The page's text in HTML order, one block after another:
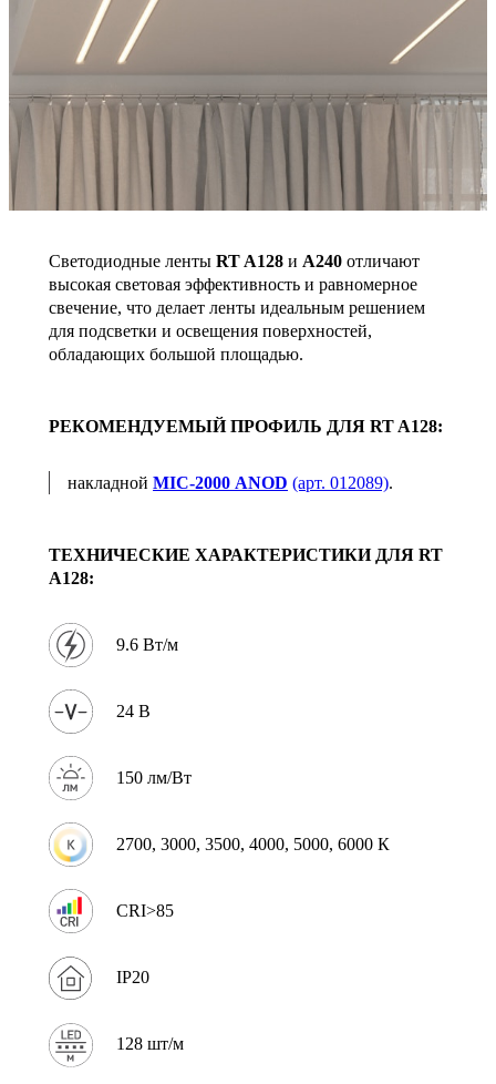
Светодиодные ленты RT A128 и A240 отличают
высокая световая эффективность и равномерное
свечение, что делает ленты идеальным решением
для подсветки и освещения поверхностей,
обладающих большой площадью.
РЕКОМЕНДУЕМЫЙ ПРОФИЛЬ ДЛЯ RT A128:
накладной MIC-2000 ANOD (арт. 012089).
ТЕХНИЧЕСКИЕ ХАРАКТЕРИСТИКИ ДЛЯ RT
A128:
9.6 Вт/м
24 В
150 лм/Вт
2700, 3000, 3500, 4000, 5000, 6000 К
CRI>85
IP20
128 шт/м